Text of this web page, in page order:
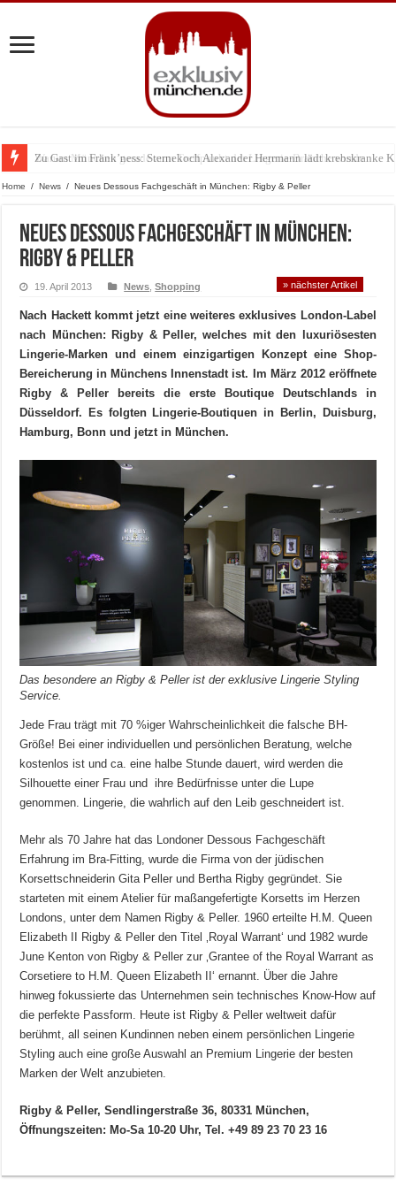
Zu Gast im Fränk’ness: Sternekoch Alexander Herrmann lädt krebskranke
Warum München gerade zum Treffpunkt der Lingerie-Branche wurde
Home / News / Neues Dessous Fachgeschäft in München: Rigby & Peller
Neues Dessous Fachgeschäft in München:
Rigby & Peller
19. April 2013 News ,Shopping » nächster Artikel
Nach Hackett kommt jetzt eine weiteres exklusives London-Label
nach München: Rigby & Peller, welches mit den luxuriösesten
Lingerie-Marken und einem einzigartigen Konzept eine Shop-
Bereicherung in Münchens Innenstadt ist. Im März 2012 eröffnete
Rigby & Peller bereits die erste Boutique Deutschlands in
Düsseldorf. Es folgten Lingerie-Boutiquen in Berlin, Duisburg,
Hamburg, Bonn und jetzt in München.
Das besondere an Rigby & Peller ist der exklusive Lingerie Styling
Service.
Jede Frau trägt mit 70 %iger Wahrscheinlichkeit die falsche BH-
Größe! Bei einer individuellen und persönlichen Beratung, welche
kostenlos ist und ca. eine halbe Stunde dauert, wird werden die
Silhouette einer Frau und ihre Bedürfnisse unter die Lupe
genommen. Lingerie, die wahrlich auf den Leib geschneidert ist.
Mehr als 70 Jahre hat das Londoner Dessous Fachgeschäft
Erfahrung im Bra-Fitting, wurde die Firma von der jüdischen
Korsettschneiderin Gita Peller und Bertha Rigby gegründet. Sie
starteten mit einem Atelier für maßangefertigte Korsetts im Herzen
Londons, unter dem Namen Rigby & Peller. 1960 erteilte H.M. Queen
Elizabeth II Rigby & Peller den Titel ‚Royal Warrant‘ und 1982 wurde
June Kenton von Rigby & Peller zur ‚Grantee of the Royal Warrant as
Corsetiere to H.M. Queen Elizabeth II‘ ernannt. Über die Jahre
hinweg fokussierte das Unternehmen sein technisches Know-How auf
die perfekte Passform. Heute ist Rigby & Peller weltweit dafür
berühmt, all seinen Kundinnen neben einem persönlichen Lingerie
Styling auch eine große Auswahl an Premium Lingerie der besten
Marken der Welt anzubieten.
Rigby & Peller, Sendlingerstraße 36, 80331 München,
Öffnungszeiten: Mo-Sa 10-20 Uhr, Tel. +49 89 23 70 23 16